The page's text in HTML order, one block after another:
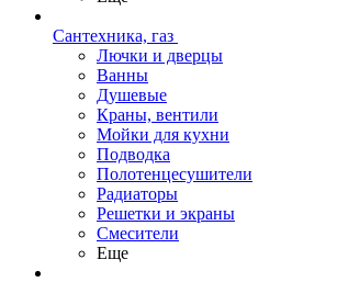
Сантехника, газ
Лючки и дверцы
Ванны
Душевые
Краны, вентили
Мойки для кухни
Подводка
Полотенцесушители
Радиаторы
Решетки и экраны
Смесители
Еще